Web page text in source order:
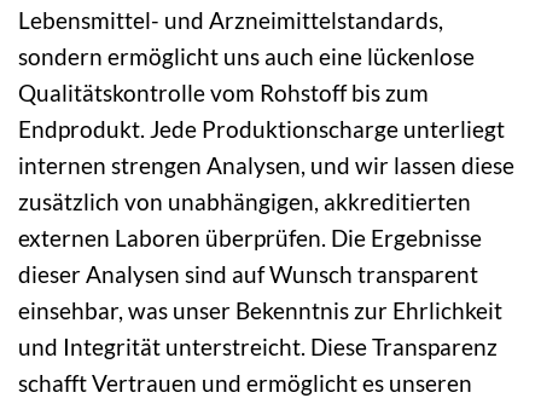
Lebensmittel- und Arzneimittelstandards,
sondern ermöglicht uns auch eine lückenlose
Qualitätskontrolle vom Rohstoff bis zum
Endprodukt. Jede Produktionscharge unterliegt
internen strengen Analysen, und wir lassen diese
zusätzlich von unabhängigen, akkreditierten
externen Laboren überprüfen. Die Ergebnisse
dieser Analysen sind auf Wunsch transparent
einsehbar, was unser Bekenntnis zur Ehrlichkeit
und Integrität unterstreicht. Diese Transparenz
schafft Vertrauen und ermöglicht es unseren